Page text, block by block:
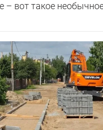
– вот такое